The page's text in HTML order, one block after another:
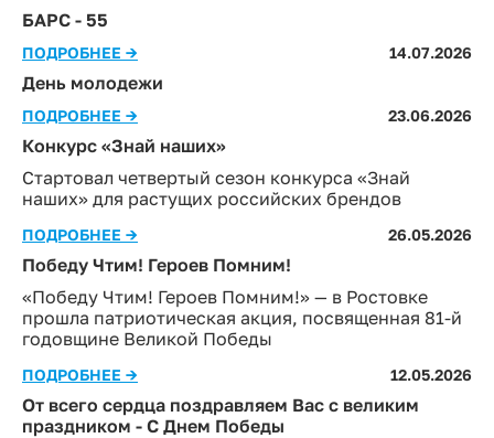
БАРС - 55
ПОДРОБНЕЕ → 14.07.2026
День молодежи
ПОДРОБНЕЕ → 23.06.2026
Конкурс «Знай наших»
Стартовал четвертый сезон конкурса «Знай
наших» для растущих российских брендов
ПОДРОБНЕЕ → 26.05.2026
Победу Чтим! Героев Помним!
«Победу Чтим! Героев Помним!» — в Ростовке
прошла патриотическая акция, посвященная 81-й
годовщине Великой Победы
ПОДРОБНЕЕ → 12.05.2026
От всего сердца поздравляем Вас с великим
праздником - C Днем Победы